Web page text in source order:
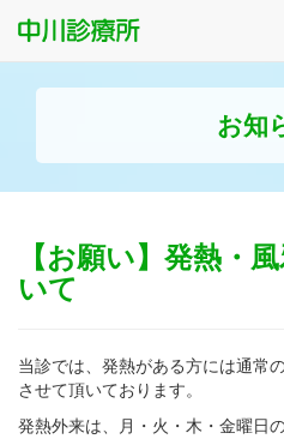
お知
【お願い】発熱・
いて
当診では、発熱がある方には通常
させて頂いております。
発熱外来は、月・火・木・金曜日